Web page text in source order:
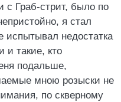
с Граб-стрит, было по
я стал
испытывал недостатка
и такие, кто
подальше,
мною розыски не
по скверному